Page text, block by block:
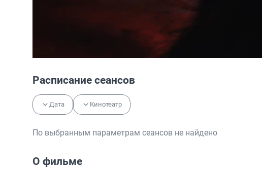
Расписание сеансов
Дата Кинотеатр
По выбранным параметрам сеансов не найдено
О фильме